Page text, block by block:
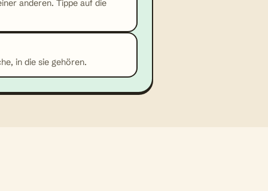
anderen. Tippe auf die
in die sie gehören.